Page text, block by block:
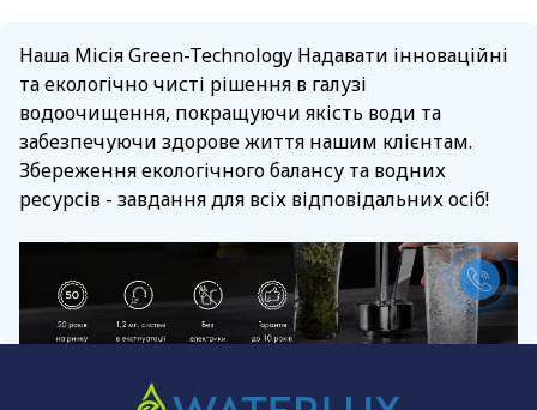
Наша Місія Green-Technology Надавати інноваційні
та екологічно чисті рішення в галузі
водоочищення, покращуючи якість води та
забезпечуючи здорове життя нашим клієнтам.
Збереження екологічного балансу та водних
ресурсів - завдання для всіх відповідальних осіб!